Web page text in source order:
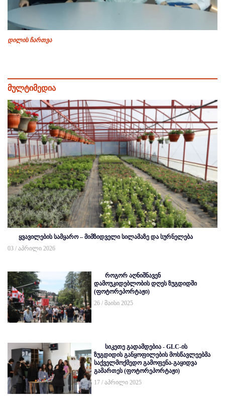
დილის ჩართვა
მულტიმედია
ყვავილების სამყარო – მიმზიდველი სილამაზე და სურნელება
03 / აპრილი 2026
როგორ აღნიშნავენ
დამოუკიდებლობის დღეს ზუგდიდში
(ფოტორეპორტაჟი)
26 / მაისი 2025
სიკეთე გადამდებია - GLC-ის
ზუგდიდის განყოფილების მოსწავლეებმა
საქველმოქმედო გამოფენა-გაყიდვა
გამართეს (ფოტორეპორტაჟი)
17 / აპრილი 2025